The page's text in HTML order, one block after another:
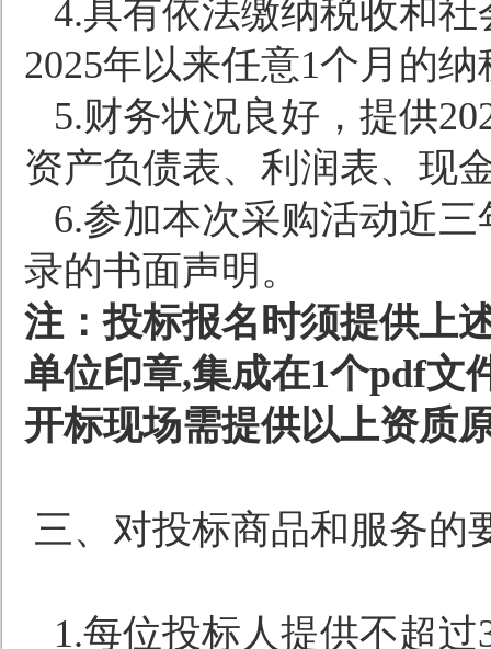
4.具有依法缴纳税收和
2025年以来任意1个月的纳
5.财务状况良好，提供
资产负债表、利润表、现
6.参加本次采购活动近
录的书面声明。
注：投标报名时须提供上
单位印章,集成在1个pdf文
开标现场需提供以上资质
三、对投标商品和服务的
1.每位投标人提供不超过